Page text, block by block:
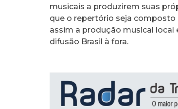
musicais a produzirem suas
que o repertório seja composto
assim a produção musical local
difusão Brasil à fora.